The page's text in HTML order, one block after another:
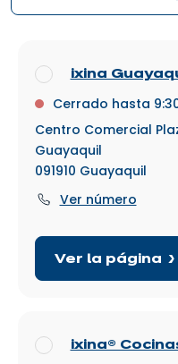
ixina
Cerrado hasta
Centro Comercial
Guayaquil
091910 Guayaquil
Ver número
Ver la página
ixina®